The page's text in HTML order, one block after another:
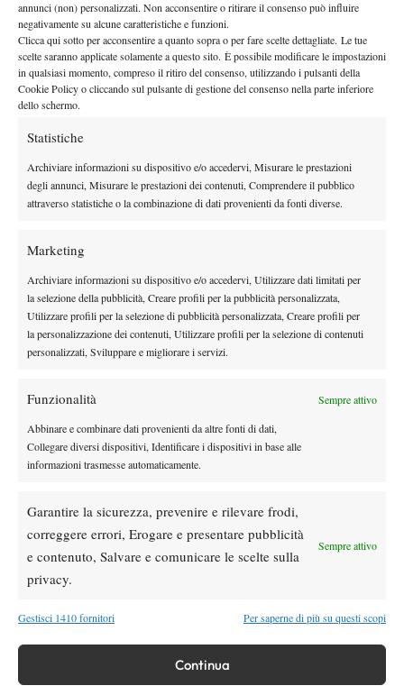
annunci (non) personalizzati. Non acconsentire o ritirare il consenso può influire
negativamente su alcune caratteristiche e funzioni.
Clicca qui sotto per acconsentire a quanto sopra o per fare scelte dettagliate. Le tue
scelte saranno applicate solamente a questo sito. È possibile modificare le impostazioni
in qualsiasi momento, compreso il ritiro del consenso, utilizzando i pulsanti della
Cookie Policy o cliccando sul pulsante di gestione del consenso nella parte inferiore
dello schermo.
Statistiche
Archiviare informazioni su dispositivo e/o accedervi, Misurare le prestazioni
degli annunci, Misurare le prestazioni dei contenuti, Comprendere il pubblico
attraverso statistiche o la combinazione di dati provenienti da fonti diverse.
Marketing
Archiviare informazioni su dispositivo e/o accedervi, Utilizzare dati limitati per
la selezione della pubblicità, Creare profili per la pubblicità personalizzata,
Utilizzare profili per la selezione di pubblicità personalizzata, Creare profili per
la personalizzazione dei contenuti, Utilizzare profili per la selezione di contenuti
personalizzati, Sviluppare e migliorare i servizi.
Funzionalità Sempre attivo
Abbinare e combinare dati provenienti da altre fonti di dati,
Collegare diversi dispositivi, Identificare i dispositivi in base alle
informazioni trasmesse automaticamente.
Garantire la sicurezza, prevenire e rilevare frodi,
correggere errori, Erogare e presentare pubblicità
e contenuto, Salvare e comunicare le scelte sulla
privacy.
Sempre attivo
Gestisci 1410 fornitori Per saperne di più su questi scopi
Continua
riaffiorano con forza e che resteranno scolpite nella sua memoria:
“Grazie per ogni singolo momento che oggi ho rivissuto nella
mente e che resterà inciso nel mio ricordo finché vivrò.
Nonostante il dolore, la tua immagine e i ricordi dei momenti
insieme mi riempiono il cuore di gioia e gratitudine”.
eredità vivrà a lungo, e le generazioni future guarderanno a te
con ammirazione. I tuoi successi come giocatore, allenatore e
selezionatore sono scritti a lettere d’oro nella storia del tennis dei
Balcani e del mondo. Ma per me, la cosa più importante è poterti
in pace”.
TAGGED:Novak Djokovic
DI TENDENZA
Masters 1000 Montreal 2026:
Bolelli/Vavassori fuori al primo turno
Masters 1000 Cincinnati 2026: forfait di
Tennis in TV